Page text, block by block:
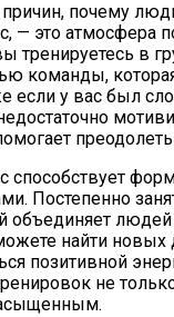
почему
— это атмосфера
тренируетесь в
команды,
если у вас был
преодолеть
способствует
Постепенно
объединяет
найти новых
позитивной
не